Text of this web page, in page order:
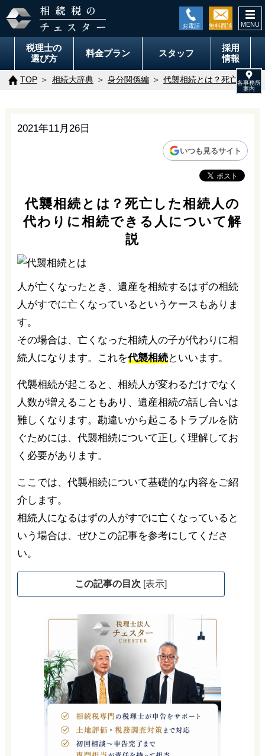
税理士の
選び方
料金プラン スタッフ
採用
情報
TOP 相続大辞典 身分関係編 代襲相続とは？死亡した
2021年11月26日
いつも見るサイト
代襲相続とは？死亡した相続人の
代わりに相続できる人について解
説
人が亡くなったとき、遺産を相続するはずの相続
人がすでに亡くなっているというケースもありま
す。
その場合は、亡くなった相続人の子が代わりに相
続人になります。これを代襲相続といいます。
代襲相続が起こると、相続人が変わるだけでなく
人数が増えることもあり、遺産相続の話し合いは
難しくなります。勘違いから起こるトラブルを防
ぐためには、代襲相続について正しく理解してお
く必要があります。
ここでは、代襲相続について基礎的な内容をご紹
介します。
相続人になるはずの人がすでに亡くなっていると
いう場合は、ぜひこの記事を参考にしてくださ
い。
この記事の目次 [表示]